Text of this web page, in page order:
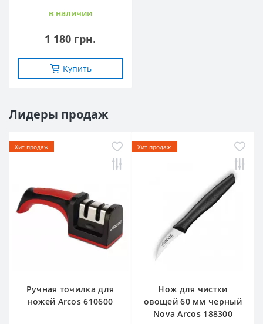
в наличии
1 180 грн.
Купить
Лидеры продаж
Хит продаж
Ручная точилка для
ножей Arcos 610600
Хит продаж
Нож для чистки
овощей 60 мм черный
Nova Arcos 188300